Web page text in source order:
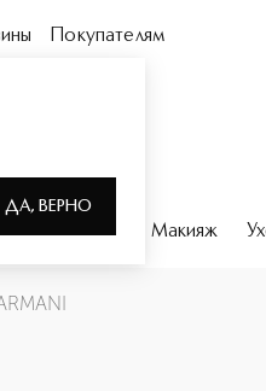
ДА, ВЕРНО
Покупателям
Парфюмерия Макияж